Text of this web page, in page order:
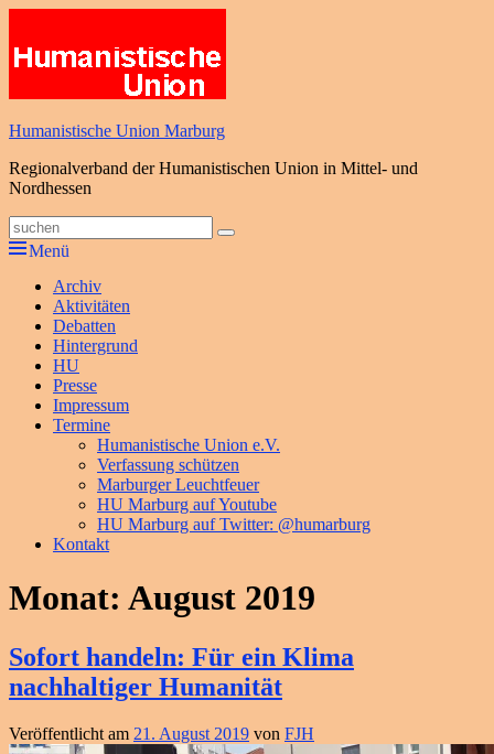
springen
Humanistische Union Marburg
Regionalverband der Humanistischen Union in Mittel- und
Nordhessen
Suche
nach:
Suchen
Menü
Primäres
Menü
Archiv
Aktivitäten
Debatten
Hintergrund
HU
Presse
Impressum
Termine
Humanistische Union e.V.
Verfassung schützen
Marburger Leuchtfeuer
HU Marburg auf Youtube
HU Marburg auf Twitter: @humarburg
Kontakt
Monat: August 2019
Sofort handeln: Für ein Klima
nachhaltiger Humanität
Veröffentlicht am 21. August 2019 von FJH